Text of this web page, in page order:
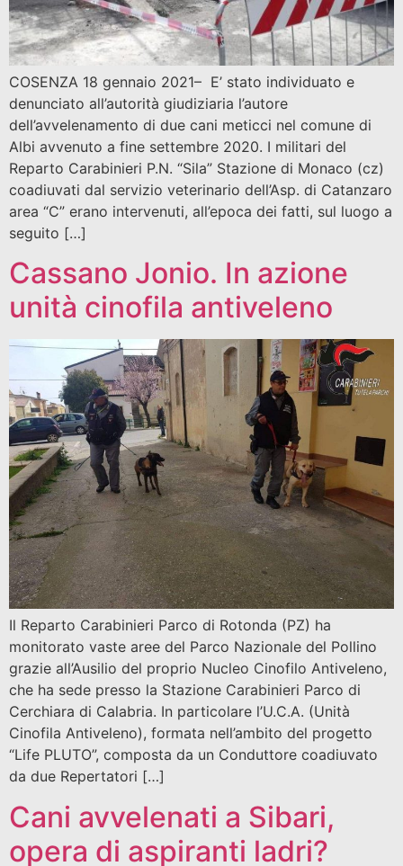
COSENZA 18 gennaio 2021– E’ stato individuato e
denunciato all’autorità giudiziaria l’autore
dell’avvelenamento di due cani meticci nel comune di
Albi avvenuto a fine settembre 2020. I militari del
Reparto Carabinieri P.N. “Sila” Stazione di Monaco (cz)
coadiuvati dal servizio veterinario dell’Asp. di Catanzaro
area “C” erano intervenuti, all’epoca dei fatti, sul luogo a
seguito […]
Cassano Jonio. In azione
unità cinofila antiveleno
Il Reparto Carabinieri Parco di Rotonda (PZ) ha
monitorato vaste aree del Parco Nazionale del Pollino
grazie all’Ausilio del proprio Nucleo Cinofilo Antiveleno,
che ha sede presso la Stazione Carabinieri Parco di
Cerchiara di Calabria. In particolare l’U.C.A. (Unità
Cinofila Antiveleno), formata nell’ambito del progetto
“Life PLUTO”, composta da un Conduttore coadiuvato
da due Repertatori […]
Cani avvelenati a Sibari,
opera di aspiranti ladri?